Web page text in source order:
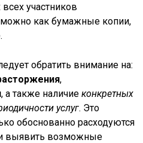
участников
можно как бумажные копии,
обратить внимание на:
,
, а также наличиеконкретных
услуг. Это
обоснованно расходуются
выявить возможные